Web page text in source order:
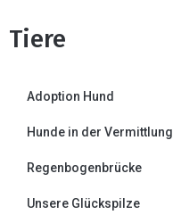
Tiere
Adoption Hund
Hunde in der Vermittlung
Regenbogenbrücke
Unsere Glückspilze